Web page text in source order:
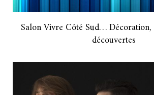
Salon Vivre Côté Sud…
découvertes